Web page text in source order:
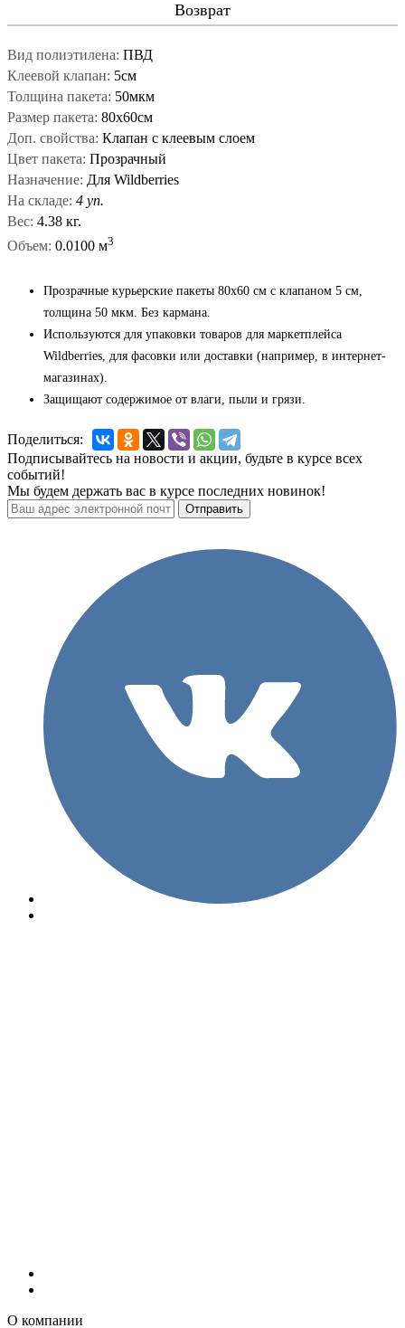
Возврат
Вид полиэтилена: ПВД
Клеевой клапан: 5см
Толщина пакета: 50мкм
Размер пакета: 80х60см
Доп. свойства: Клапан с клеевым слоем
Цвет пакета: Прозрачный
Назначение: Для Wildberries
На складе: 4 уп.
Вес: 4.38 кг.
Объем: 0.0100 м3
Прозрачные курьерские пакеты 80x60 см с клапаном 5 см,
толщина 50 мкм. Без кармана.
Используются для упаковки товаров для маркетплейса
Wildberries, для фасовки или доставки (например, в интернет-
магазинах).
Защищают содержимое от влаги, пыли и грязи.
Поделиться:
Подписывайтесь на новости и акции, будьте в курсе всех
событий!
Мы будем держать вас в курсе последних новинок!
О компании